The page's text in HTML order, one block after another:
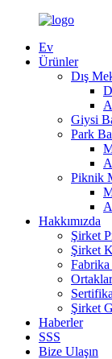
Ev
Ürünler
Dış
Giysi
Park
Piknik
Hakkımızda
Şirket
Şirket
Fabrika
Sertifika
Şirket
Haberler
SSS
Bize Ulaşın